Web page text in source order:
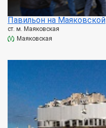
Павильон на Маяковской
ст. м. Маяковская
Маяковская